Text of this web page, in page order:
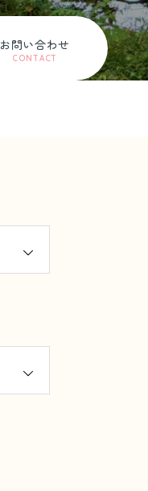
お問い合わせ
CONTACT